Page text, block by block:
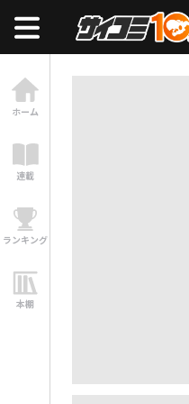
ホーム
連載
ランキング
本棚